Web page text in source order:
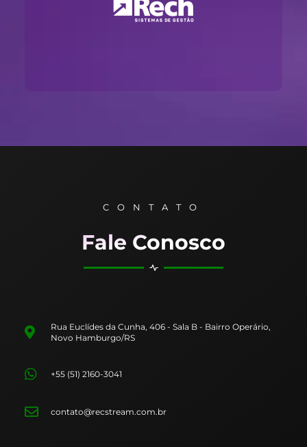
CONTATO
Fale Conosco
Rua Euclídes da Cunha, 406 - Sala B - Bairro Operário,
Novo Hamburgo/RS
+55 (51) 2160-3041
contato@recstream.com.br